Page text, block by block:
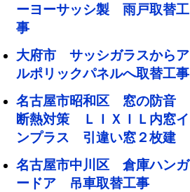
ーヨーサッシ製 雨戸取替工
事
大府市 サッシガラスからア
ルポリックパネルへ取替工事
名古屋市昭和区 窓の防音
断熱対策 ＬＩＸＩＬ内窓イ
ンプラス 引違い窓２枚建
名古屋市中川区 倉庫ハンガ
ードア 吊車取替工事